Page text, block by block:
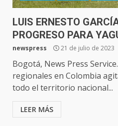
LUIS ERNESTO
PROGRESO PARA
newspress 21 de julio de 2023
Bogotá, News Press
regionales en Colombia
todo el territorio nacional...
LEER MÁS